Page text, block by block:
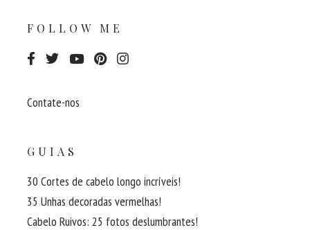
FOLLOW ME
Contate-nos
GUIAS
30 Cortes de cabelo longo incríveis!
35 Unhas decoradas vermelhas!
Cabelo Ruivos: 25 fotos deslumbrantes!